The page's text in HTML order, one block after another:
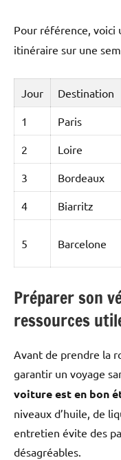
Pour référence, voici
itinéraire sur une
Jour Destination
1 Paris
2 Loire
3 Bordeaux
4 Biarritz
5 Barcelone
Préparer son
ressources
Avant de prendre la
garantir un voyage
voiture est en bon
niveaux d’huile, de
entretien évite des
désagréables.